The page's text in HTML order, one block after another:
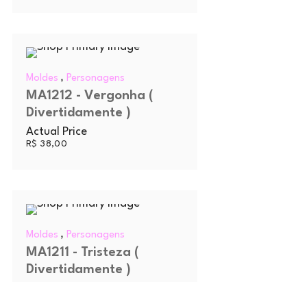
Moldes , Personagens
MA1212 - Vergonha (
Divertidamente )
Actual Price
R$ 38,00
Moldes , Personagens
MA1211 - Tristeza (
Divertidamente )